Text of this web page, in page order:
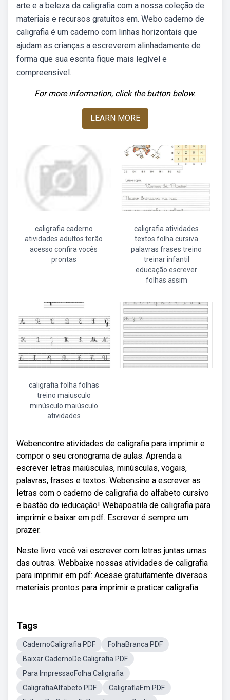
arte e a beleza da caligrafia com a nossa coleção de
materiais e recursos gratuitos em. Webo caderno de
caligrafia é um caderno com linhas horizontais que
ajudam as crianças a escreverem alinhadamente de
forma que sua escrita fique mais legível e
compreensível.
For more information, click the button below.
LEARN MORE
caligrafia caderno
atividades adultos terão
acesso confira vocês
prontas
caligrafia atividades
textos folha cursiva
palavras frases treino
treinar infantil
educação escrever
folhas assim
caligrafia folha folhas
treino maiusculo
minúsculo maiúsculo
atividades
Webencontre atividades de caligrafia para imprimir e
compor o seu cronograma de aulas. Aprenda a
escrever letras maiúsculas, minúsculas, vogais,
palavras, frases e textos. Webensine a escrever as
letras com o caderno de caligrafia do alfabeto cursivo
e bastão do ieducação! Webapostila de caligrafia para
imprimir e baixar em pdf. Escrever é sempre um
prazer.
Neste livro você vai escrever com letras juntas umas
das outras. Webbaixe nossas atividades de caligrafia
para imprimir em pdf: Acesse gratuitamente diversos
materiais prontos para imprimir e praticar caligrafia.
Tags
CadernoCaligrafia PDF
FolhaBranca PDF
Baixar CadernoDe Caligrafia PDF
Para ImpressaoFolha Caligrafia
CaligrafiaAlfabeto PDF
CaligrafiaEm PDF